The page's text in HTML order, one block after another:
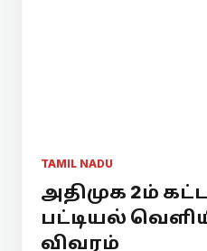
TAMIL NADU
அதிமுக 2ம்
பட்டியல்
விவரம்